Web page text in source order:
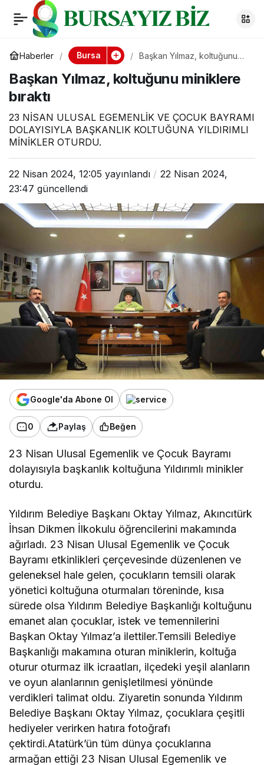
Haberler Bursa
Başkan Yılmaz, koltuğunu
Başkan Yılmaz, koltuğunu miniklere
bıraktı
23 NİSAN ULUSAL EGEMENLİK VE ÇOCUK BAYRAMI
DOLAYISIYLA BAŞKANLIK KOLTUĞUNA YILDIRIMLI
MİNİKLER OTURDU.
22 Nisan 2024, 12:05 yayınlandı
22 Nisan 2024,
23:47 güncellendi
Google'da Abone Ol
0 Paylaş Beğen
23 Nisan Ulusal Egemenlik ve Çocuk Bayramı
dolayısıyla başkanlık koltuğuna Yıldırımlı minikler
oturdu.
Yıldırım Belediye Başkanı Oktay Yılmaz, Akıncıtürk
İhsan Dikmen İlkokulu öğrencilerini makamında
ağırladı. 23 Nisan Ulusal Egemenlik ve Çocuk
Bayramı etkinlikleri çerçevesinde düzenlenen ve
geleneksel hale gelen, çocukların temsili olarak
yönetici koltuğuna oturmaları töreninde, kısa
sürede olsa Yıldırım Belediye Başkanlığı koltuğunu
emanet alan çocuklar, istek ve temennilerini
Başkan Oktay Yılmaz’a ilettiler.Temsili Belediye
Başkanlığı makamına oturan miniklerin, koltuğa
oturur oturmaz ilk icraatları, ilçedeki yeşil alanların
ve oyun alanlarının genişletilmesi yönünde
verdikleri talimat oldu. Ziyaretin sonunda Yıldırım
Belediye Başkanı Oktay Yılmaz, çocuklara çeşitli
hediyeler verirken hatıra fotoğrafı
çektirdi.Atatürk’ün tüm dünya çocuklarına
armağan ettiği 23 Nisan Ulusal Egemenlik ve
Başkan Yılmaz,
koltuğunu miniklere
bıraktı